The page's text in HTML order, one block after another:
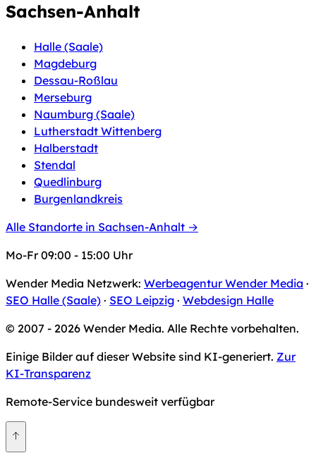
Sachsen-Anhalt
Halle (Saale)
Magdeburg
Dessau-Roßlau
Merseburg
Naumburg (Saale)
Lutherstadt Wittenberg
Halberstadt
Stendal
Quedlinburg
Burgenlandkreis
Alle Standorte in Sachsen-Anhalt →
Mo-Fr 09:00 - 15:00 Uhr
Wender Media Netzwerk: Werbeagentur Wender Media ·
SEO Halle (Saale) · SEO Leipzig · Webdesign Halle
© 2007 - 2026 Wender Media. Alle Rechte vorbehalten.
Einige Bilder auf dieser Website sind KI-generiert. Zur
KI-Transparenz
Remote-Service bundesweit verfügbar